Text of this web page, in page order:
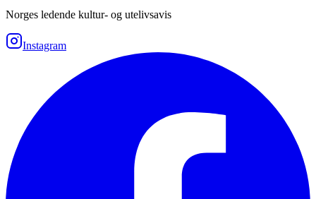
Norges ledende kultur- og utelivsavis
Instagram